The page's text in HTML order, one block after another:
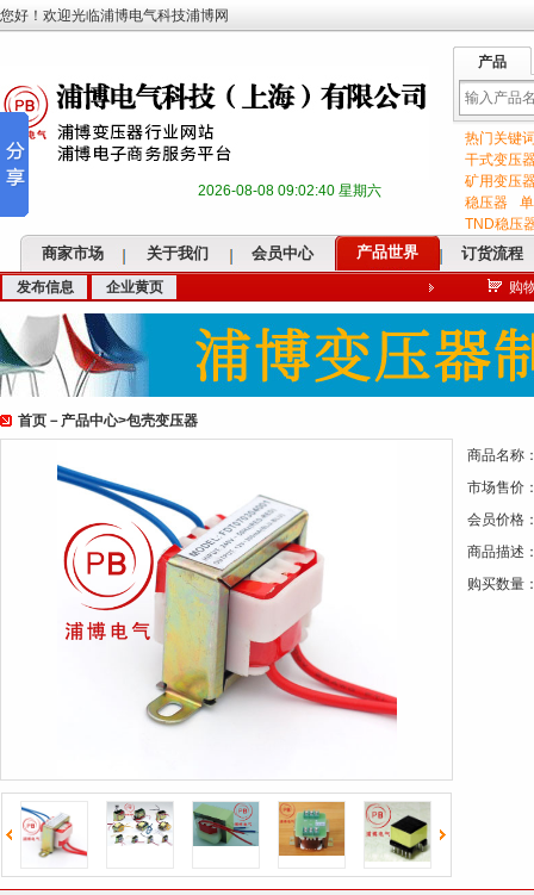
您好！欢迎光临浦博电气科技浦博网
2026-08-08 09:02:41 星期六
产品
输热门关键
干式变压
矿用变压
稳压器
TND稳压
商家市场 关于我们 会员中心 产品世界 订货流程
发布信息 企业黄页 购
首页 － 产品中心>包壳变压器
商品名称
市场售价
会员价格
商品描述
购买数量